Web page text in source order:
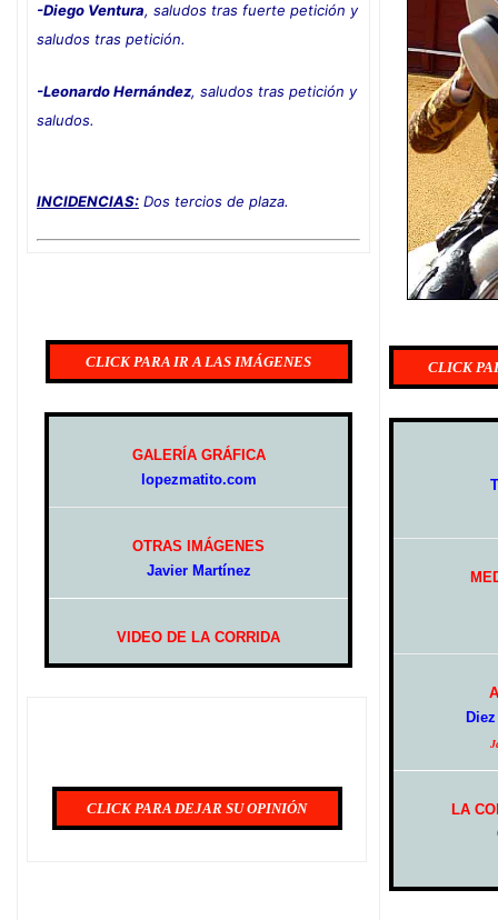
-Diego Ventura, saludos tras fuerte petición y
saludos tras petición.
-Leonardo Hernández, saludos tras petición y
saludos.
INCIDENCIAS: Dos tercios de plaza.
CLICK PARA IR A LAS IMÁGENES
GALERÍA GRÁFICA
lopezmatito.com
OTRAS IMÁGENES
Javier Martínez
VIDEO DE LA CORRIDA
CLICK PARA DEJAR SU OPINIÓN
CLICK
LA